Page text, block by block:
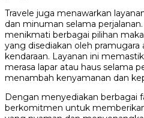
Travele juga menawarkan
dan minuman selama
menikmati berbagai pilihan
yang disediakan oleh
kendaraan. Layanan ini
merasa lapar atau haus selama
menambah kenyamanan dan
Dengan menyediakan berbagai
berkomitmen untuk